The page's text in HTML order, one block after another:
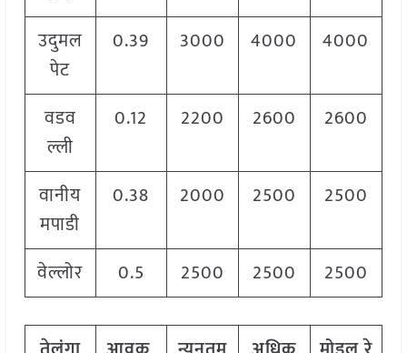
उदुमल
पेट
0.39 3000 4000 4000
वडव
ल्ली
0.12 2200 2600 2600
वानीय
मपाडी
0.38 2000 2500 2500
वेल्लोर 0.5 2500 2500 2500